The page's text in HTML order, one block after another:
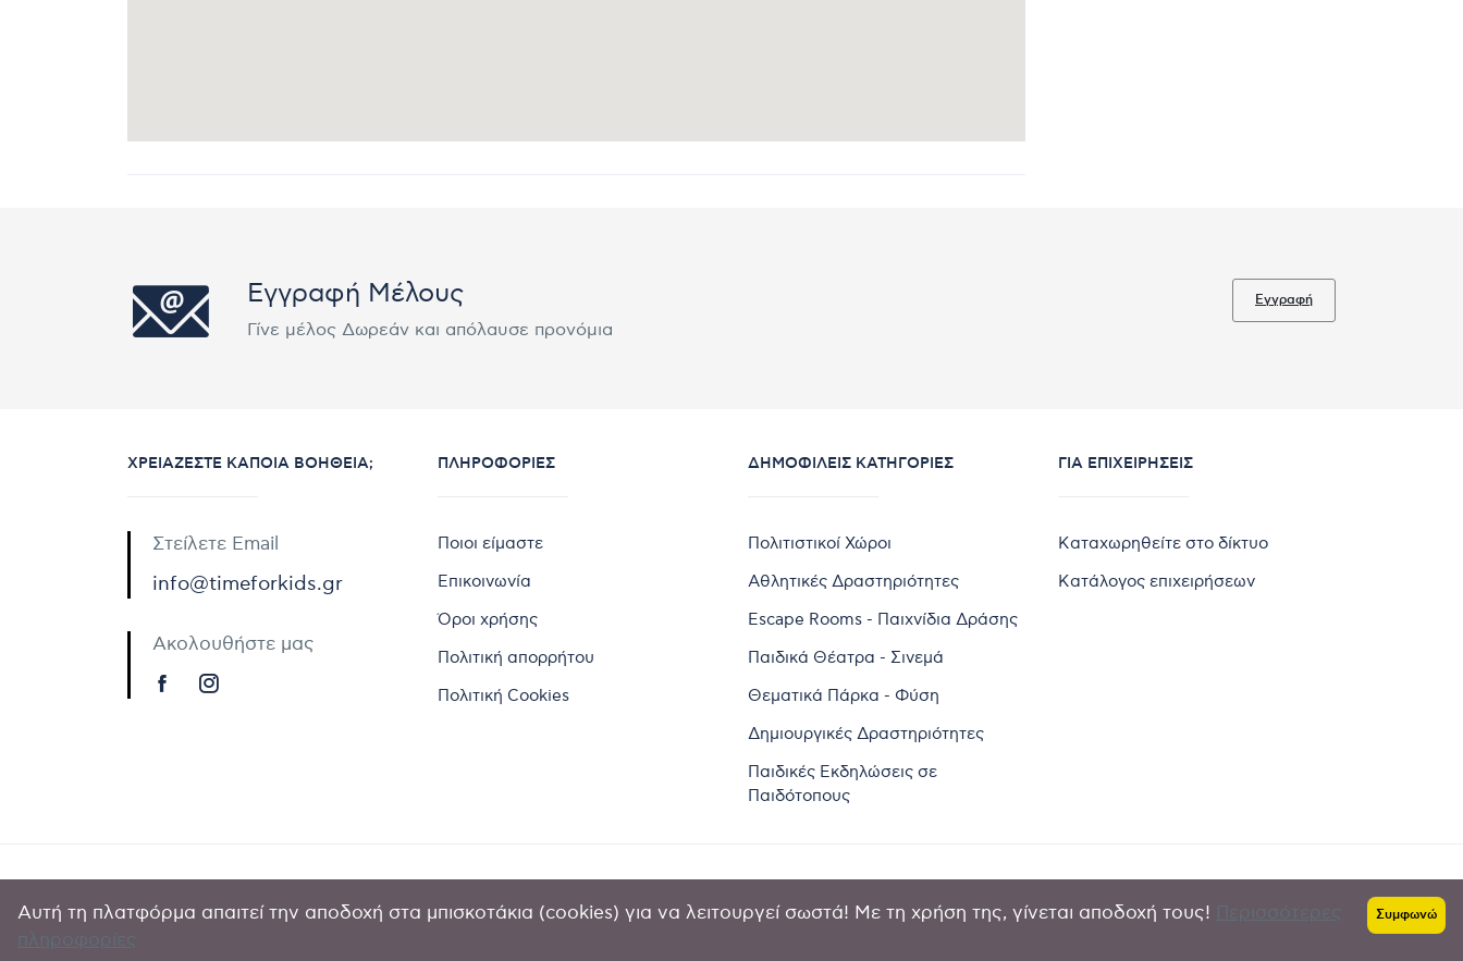
Εγγραφή Μέλους
Γίνε μέλος Δωρεάν και απόλαυσε προνόμια
Εγγραφή
ΧΡΕΙΆΖΕΣΤΕ ΚΆΠΟΙΑ ΒΟΉΘΕΙΑ;
Στείλετε Email
info@timeforkids.gr
Ακολουθήστε μας
ΠΛΗΡΟΦΟΡΊΕΣ
Ποιοι είμαστε
Επικοινωνία
Όροι χρήσης
Πολιτική απορρήτου
Πολιτική Cookies
ΔΗΜΟΦΙΛΕΊΣ ΚΑΤΗΓΟΡΊΕΣ
Πολιτιστικοί Χώροι
Αθλητικές Δραστηριότητες
Escape Rooms - Παιχνίδια Δράσης
Παιδικά Θέατρα - Σινεμά
Θεματικά Πάρκα - Φύση
Δημιουργικές Δραστηριότητες
Παιδικές Εκδηλώσεις σε
Παιδότοπους
ΓΙΑ ΕΠΙΧΕΙΡΉΣΕΙΣ
Καταχωρηθείτε στο δίκτυο
Κατάλογος επιχειρήσεων
Copyright © 2024 by Goldensites Πολιτική απορρήτου-
Αυτή τη πλατφόρμα απαιτεί την αποδοχή στα μπισκοτάκια (cookies) για να λειτουργεί σωστά! Με τη χρήση της, γίνεται αποδοχή τους! Συμφωνώ